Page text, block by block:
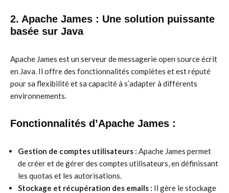
2. Apache James : Une solution puissante
basée sur Java
Apache James est un serveur de messagerie open source écrit
en Java. Il offre des fonctionnalités complètes et est réputé
pour sa flexibilité et sa capacité à s’adapter à différents
environnements.
Fonctionnalités d’Apache James :
Gestion de comptes utilisateurs : Apache James permet
de créer et de gérer des comptes utilisateurs, en définissant
les quotas et les autorisations.
Stockage et récupération des emails : Il gère le stockage